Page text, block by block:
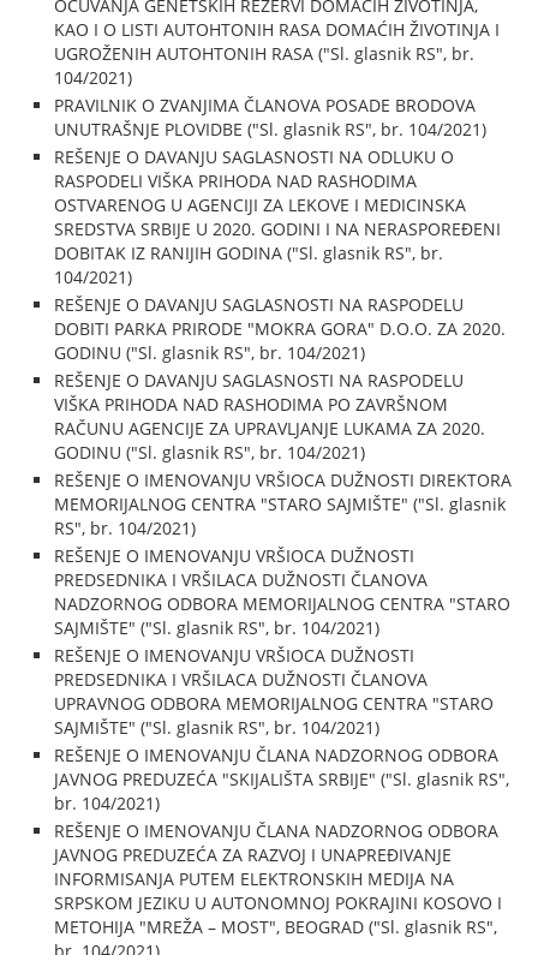
OČUVANJA GENETSKIH REZERVI DOMAĆIH ŽIVOTINJA,
KAO I O LISTI AUTOHTONIH RASA DOMAĆIH ŽIVOTINJA I
UGROŽENIH AUTOHTONIH RASA ("Sl. glasnik RS", br.
104/2021)
PRAVILNIK O ZVANJIMA ČLANOVA POSADE BRODOVA
UNUTRAŠNJE PLOVIDBE ("Sl. glasnik RS", br. 104/2021)
REŠENJE O DAVANJU SAGLASNOSTI NA ODLUKU O
RASPODELI VIŠKA PRIHODA NAD RASHODIMA
OSTVARENOG U AGENCIJI ZA LEKOVE I MEDICINSKA
SREDSTVA SRBIJE U 2020. GODINI I NA NERASPOREĐENI
DOBITAK IZ RANIJIH GODINA ("Sl. glasnik RS", br.
104/2021)
REŠENJE O DAVANJU SAGLASNOSTI NA RASPODELU
DOBITI PARKA PRIRODE "MOKRA GORA" D.O.O. ZA 2020.
GODINU ("Sl. glasnik RS", br. 104/2021)
REŠENJE O DAVANJU SAGLASNOSTI NA RASPODELU
VIŠKA PRIHODA NAD RASHODIMA PO ZAVRŠNOM
RAČUNU AGENCIJE ZA UPRAVLJANJE LUKAMA ZA 2020.
GODINU ("Sl. glasnik RS", br. 104/2021)
REŠENJE O IMENOVANJU VRŠIOCA DUŽNOSTI DIREKTORA
MEMORIJALNOG CENTRA "STARO SAJMIŠTE" ("Sl. glasnik
RS", br. 104/2021)
REŠENJE O IMENOVANJU VRŠIOCA DUŽNOSTI
PREDSEDNIKA I VRŠILACA DUŽNOSTI ČLANOVA
NADZORNOG ODBORA MEMORIJALNOG CENTRA "STARO
SAJMIŠTE" ("Sl. glasnik RS", br. 104/2021)
REŠENJE O IMENOVANJU VRŠIOCA DUŽNOSTI
PREDSEDNIKA I VRŠILACA DUŽNOSTI ČLANOVA
UPRAVNOG ODBORA MEMORIJALNOG CENTRA "STARO
SAJMIŠTE" ("Sl. glasnik RS", br. 104/2021)
REŠENJE O IMENOVANJU ČLANA NADZORNOG ODBORA
JAVNOG PREDUZEĆA "SKIJALIŠTA SRBIJE" ("Sl. glasnik RS",
br. 104/2021)
REŠENJE O IMENOVANJU ČLANA NADZORNOG ODBORA
JAVNOG PREDUZEĆA ZA RAZVOJ I UNAPREĐIVANJE
INFORMISANJA PUTEM ELEKTRONSKIH MEDIJA NA
SRPSKOM JEZIKU U AUTONOMNOJ POKRAJINI KOSOVO I
METOHIJA "MREŽA – MOST", BEOGRAD ("Sl. glasnik RS",